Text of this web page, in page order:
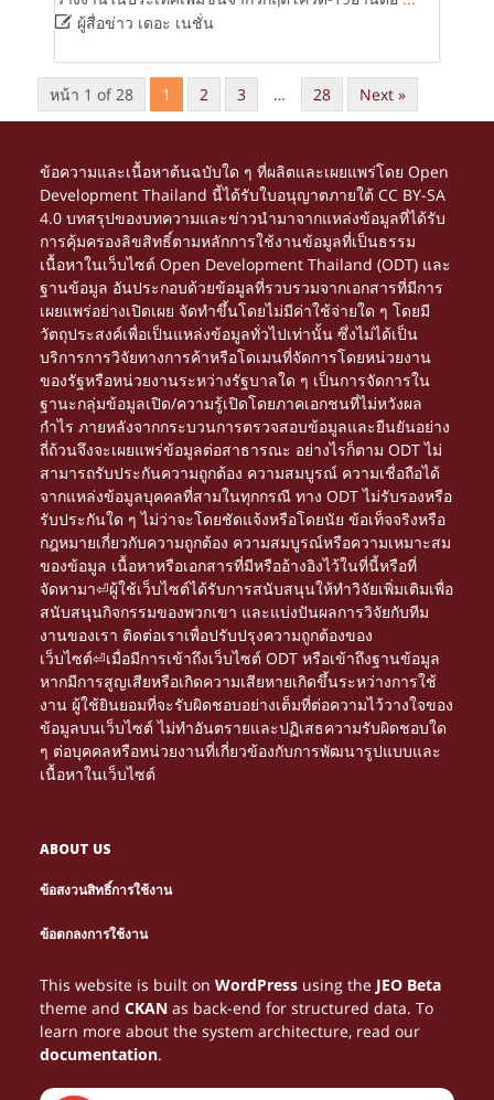
ผู้สื่อข่าว เดอะ เนชั่น
หน้า 1 of 28 1 2 3 … 28 Next »
ข้อความและเนื้อหาต้นฉบับใด ๆ ที่ผลิตและเผยแพร่โดย Open
Development Thailand นี้ได้รับใบอนุญาตภายใต้CC BY-SA
4.0 บทสรุปของบทความและข่าวนำมาจากแหล่งข้อมูลที่ได้รับ
การคุ้มครองลิขสิทธิ์ตามหลักการใช้งานข้อมูลที่เป็นธรรม
เนื้อหาในเว็บไซต์ Open Development Thailand (ODT) และ
ฐานข้อมูล อันประกอบด้วยข้อมูลที่รวบรวมจากเอกสารที่มีการ
เผยแพร่อย่างเปิดเผย จัดทำขึ้นโดยไม่มีค่าใช้จ่ายใด ๆ โดยมี
วัตถุประสงค์เพื่อเป็นแหล่งข้อมูลทั่วไปเท่านั้น ซึ่งไม่ได้เป็น
บริการการวิจัยทางการค้าหรือโดเมนที่จัดการโดยหน่วยงาน
ของรัฐหรือหน่วยงานระหว่างรัฐบาลใด ๆ เป็นการจัดการใน
ฐานะกลุ่มข้อมูลเปิด/ความรู้เปิดโดยภาคเอกชนที่ไม่หวังผล
กำไร ภายหลังจากกระบวนการตรวจสอบข้อมูลและยืนยันอย่าง
ถี่ถ้วนจึงจะเผยแพร่ข้อมูลต่อสาธารณะ อย่างไรก็ตาม ODT ไม่
สามารถรับประกันความถูกต้อง ความสมบูรณ์ ความเชื่อถือได้
จากแหล่งข้อมูลบุคคลที่สามในทุกกรณี ทาง ODT ไม่รับรองหรือ
รับประกันใด ๆ ไม่ว่าจะโดยชัดแจ้งหรือโดยนัย ข้อเท็จจริงหรือ
กฎหมายเกี่ยวกับความถูกต้อง ความสมบูรณ์หรือความเหมาะสม
ของข้อมูล เนื้อหาหรือเอกสารที่มีหรืออ้างอิงไว้ในที่นี้หรือที่
จัดหามา⏎ผู้ใช้เว็บไซต์ได้รับการสนับสนุนให้ทำวิจัยเพิ่มเติมเพื่อ
สนับสนุนกิจกรรมของพวกเขา และแบ่งปันผลการวิจัยกับทีม
งานของเรา ติดต่อเราเพื่อปรับปรุงความถูกต้องของ
เว็บไซต์⏎เมื่อมีการเข้าถึงเว็บไซต์ ODT หรือเข้าถึงฐานข้อมูล
หากมีการสูญเสียหรือเกิดความเสียหายเกิดขึ้นระหว่างการใช้
งาน ผู้ใช้ยินยอมที่จะรับผิดชอบอย่างเต็มที่ต่อความไว้วางใจของ
ข้อมูลบนเว็บไซต์ ไม่ทำอันตรายและปฏิเสธความรับผิดชอบใด
ๆ ต่อบุคคลหรือหน่วยงานที่เกี่ยวข้องกับการพัฒนารูปแบบและ
เนื้อหาในเว็บไซต์
ABOUT US
ข้อสงวนสิทธิ์การใช้งาน
NETTIKASINOTtarjoavat loistavia mahdollisuuksia
voi muuttua viihteestä lisätuloksi.
από τοHTTPS://NEWONLINECASINOS-GR.COM/
και να αυξήσεις τα πιθανά σου κέρδη.
grâce au
aide à maximiser les bénéfices potentiels.
ข้อตกลงการใช้งาน
BOHATSTVÍ. NAVŠTIVTE LIZAROa užijte si vzrušující
hry a bezpečné výplaty. Udělejte první krok k velkým
výhrám ještě dnes!
КАЗИНОв которых легко ориентироваться, и
олимп казино соответствует такому ожиданию.
BETGR8has it all!
high odds, exclusive promotions and a clear
platform.
mutta gambling peleistäPLINKOon erityisen
suosittu. Pelaajat pitävät sen helppoudesta ja
jännittävästä mahdollisuudesta kasvattaa tuloja
növekszik. Az online gaming egyik legnépszerűbb
formája az ONLINE CASINO , ahol a játékosok
biztonságos környezetben próbálhatják ki
becomes more rewarding with strategic play. Many
explore SWEET BONANZA to understand the best
methods for earning money while enjoying safe,
to online gaming, where convenience and winning
opportunities expand daily. Using trusted resources
likeHTTPS://BELGIQUE-CASINOS.BE/
At our online casino, you can win money from the
PLINKOS.HU
moment you join. Play thrilling games,
unlock bonus features, and hit that jackpot. It’s all
Choose from hundreds of games like roulette or
poker. Use promotions to your advantage. Manage
yourHTTPS://PARHAATUUDETNETTIKASINOT.FI/
at our online casino, grab
HTTPS://CHICKENROADPLAY.ONLINE/your no deposit
free spins, and go for the jackpot. Experience
This website is built onWordPress using the JEO Beta
theme andCKAN as back-end for structured data. To
learn more about the system architecture, read our
documentation.